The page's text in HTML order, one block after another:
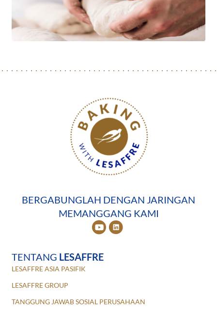
BERGABUNGLAH DENGAN JARINGAN
MEMANGGANG KAMI
TENTANG LESAFFRE
LESAFFRE ASIA PASIFIK
LESAFFRE GROUP
TANGGUNG JAWAB SOSIAL PERUSAHAAN